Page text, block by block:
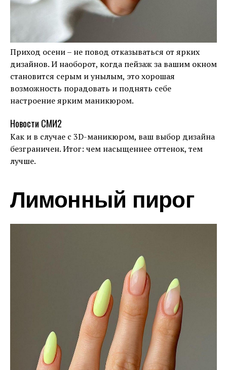
Приход осени – не повод отказываться от ярких
дизайнов. И наоборот, когда пейзаж за вашим окном
становится серым и унылым, это хорошая
возможность порадовать и поднять себе
настроение ярким маникюром.
Новости СМИ2
Как и в случае с 3D-маникюром, ваш выбор дизайна
безграничен. Итог: чем насыщеннее оттенок, тем
лучше.
Лимонный пирог